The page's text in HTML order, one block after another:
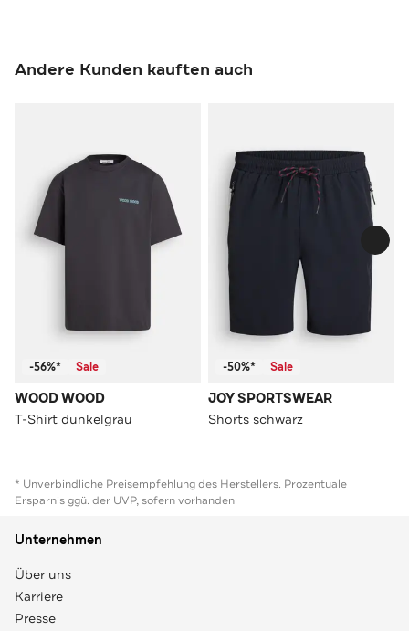
Andere Kunden kauften auch
-56%* Sale
WOOD WOOD
T-Shirt dunkelgrau
-50%* Sale
JOY SPORTSWEAR
Shorts schwarz
* Unverbindliche Preisempfehlung des Herstellers. Prozentuale
Ersparnis ggü. der UVP, sofern vorhanden
Unternehmen
Über uns
Karriere
Presse